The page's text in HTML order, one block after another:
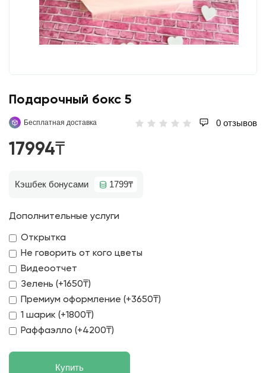
Подарочный бокс 5
Бесплатная доставка 0 отзывов
17994₸
Кэшбек бонусами 1799₸
Дополнительные услуги
Открытка
Не говорить от кого цветы
Видеоотчет
Зелень (+1650₸)
Премиум оформление (+3650₸)
1 шарик (+1800₸)
Раффаэлло (+4200₸)
Купить